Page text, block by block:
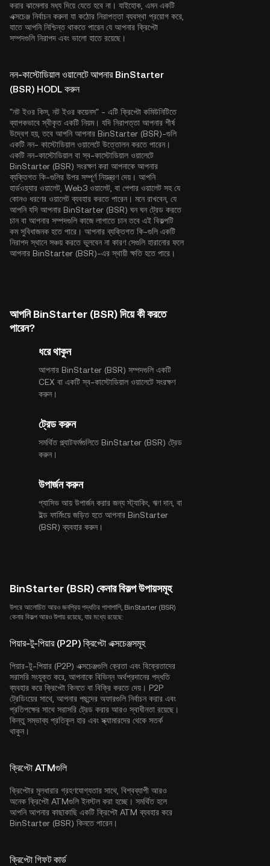
করার ঝামেলার মধ্য দিয়ে যেতে হবে না। যাইহোক, এমন একটি
এক্সচেঞ্জ নির্বাচন করুনা যা কঠোর নিরাপত্তা ব্যবস্থা প্রয়োগ করে,
যাতে আপনি নিশ্চিন্ত থাকতে পারেন যে আপনার ক্রিপ্টো
সম্পদগুলি নিরাপদ এবং ভালো হাতে রয়েছে।
নন-কাস্টোডিয়াল ওয়ালেটে আপনার BinStarter
(BSR) HODL করুন
"নট ইওর কিস, নট ইওর কয়েনস" - এটি ক্রিপ্টো কমিউনিটিতে
ব্যাপকভাবে স্বীকৃত একটি নিয়ম। যদি নিরাপত্তা আপনার শীর্ষ
উদ্বেগ হয়, তবে আপনি আপনার BinStarter (BSR)-গুলি
একটি নন- কাস্টোডিয়াল ওয়ালেটে উত্তোলন করতে পারেন।
একটি নন-কাস্টোডিয়াল বা স্ব-কাস্টোডিয়াল ওয়ালেটে
BinStarter (BSR) সংরক্ষণ করা আপনাকে আপনার
ব্যক্তিগত কি-গুলির উপর সম্পূর্ণ নিয়ন্ত্রণ দেয়। আপনি
হার্ডওয়্যার ওয়ালেট, Web3 ওয়ালেট, বা পেপার ওয়ালেট সহ যে
কোনও ধরণের ওয়ালেট ব্যবহার করতে পারেন। মনে রাখবেন, যে
আপনি যদি আপনার BinStarter (BSR) ঘন ঘন ট্রেড করতে
চান বা আপনার সম্পদগুলি কাজে লাগাতে চান তবে এই বিকল্পটি
কম সুবিধাজনক হতে পারে। আপনার ব্যক্তিগত কি-গুলি একটি
নিরাপদ স্থানে সঞ্চয় করতে ভুলবেন না কারণ সেগুলি হারানোর ফলে
আপনার BinStarter (BSR)-এর স্থায়ী ক্ষতি হতে পারে।
আপনি BinStarter (BSR) দিয়ে কী করতে
পারেন?
ধরে থাকুন
আপনার BinStarter (BSR) সম্পদগুলি একটি
CEX বা একটি স্ব-কাস্টোডিয়াল ওয়ালেটে সংরক্ষণ
করুন।
ট্রেড করুন
সমর্থিত প্ল্যাটফর্মগুলিতে BinStarter (BSR) ট্রেড
করুন।
উপার্জন করুন
প্যাসিভ আয় উপার্জন করার জন্য স্ট্যাকিং, ঋণ দান, বা
ইল্ড ফার্মিংয়ে জড়িত হতে আপনার BinStarter
(BSR) ব্যবহার করুন।
BinStarter (BSR) কেনার বিকল্প উপায়সমূহ
উপরে আলোচিত আরও জনপ্রিয় পদ্ধতির পাশাপাশি, BinStarter (BSR)
কেনার বিকল্প আরও উপায় রয়েছে, যার মধ্যে রয়েছে:
পিয়ার-টু-পিয়ার (P2P) ক্রিপ্টো এক্সচেঞ্জসমূহ
পিয়ার-টু-পিয়ার (P2P) এক্সচেঞ্জগুলি ক্রেতা এবং বিক্রেতাদের
সরাসরি সংযুক্ত করে, আপনাকে বিভিন্ন অর্থপ্রদানের পদ্ধতি
ব্যবহার করে ক্রিপ্টো কিনতে বা বিক্রি করতে দেয়। P2P
ট্রেডিংয়ের সাথে, আপনার পছন্দের অফারগুলি নির্বাচন করার এবং
প্রতিপক্ষের সাথে সরাসরি ট্রেড করার আরও স্বাধীনতা রয়েছে।
কিন্তু সম্ভাব্য প্রতিকূল হার এবং স্ক্যামারদের থেকে সতর্ক
থাকুন।
ক্রিপ্টো ATMগুলি
ক্রিপ্টোর মূলধারার গ্রহণযোগ্যতার সাথে, বিশ্বব্যাপী আরও
অনেক ক্রিপ্টো ATMগুলি ইনস্টল করা হচ্ছে। সমর্থিত হলে
আপনি আপনার কাছাকাছি একটি ক্রিপ্টো ATM ব্যবহার করে
BinStarter (BSR) কিনতে পারেন।
ক্রিপ্টো গিফট কার্ড